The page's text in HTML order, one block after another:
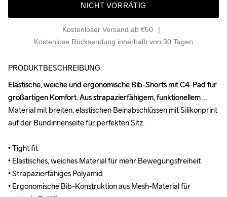
NICHT VORRÄTIG
Kostenloser Versand ab €50
Kostenlose Rücksendung innerhalb von 30 Tagen
PRODUKTBESCHREIBUNG
Elastische, weiche und ergonomische Bib-Shorts mit C4-Pad für
großartigen Komfort. Aus strapazierfähigem, funktionellem
Material mit breiten, elastischen Beinabschlüssen mit Silikonprint
auf der Bundinnenseite für perfekten Sitz.
• Tight fit
• Elastisches, weiches Material für mehr Bewegungsfreiheit
• Strapazierfähiges Polyamid
• Ergonomische Bib-Konstruktion aus Mesh-Material für
Elastische, weiche und ergonomische Bib-Shorts mit C4-Pad für
großartigen Komfort. Aus strapazierfähigem, funktionellem
Material mit breiten, elastischen Beinabschlüssen mit Silikonprint
auf der Bundinnenseite für perfekten Sitz.
• Tight fit
• Elastisches, weiches Material für mehr Bewegungsfreiheit
• Strapazierfähiges Polyamid
• Ergonomische Bib-Konstruktion aus Mesh-Material für